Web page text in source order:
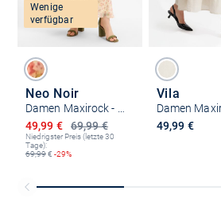
Wenige
verfügbar
Neo Noir
69,99 €
Ermäßigter Preis
49,99 €
Niedrigster Preis (letzte 30
Tage):
69,99€ -29%
Vila
49,99 €